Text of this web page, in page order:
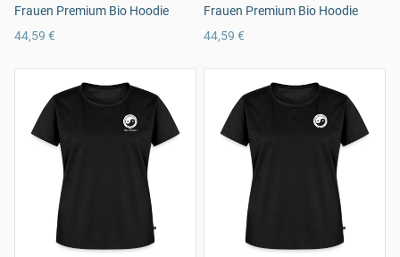
Frauen Premium Bio Hoodie
44,59 €
Frauen Premium Bio Hoodie
44,59 €